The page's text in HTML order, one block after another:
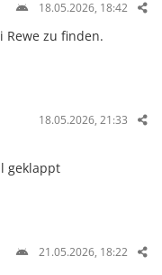
18.05.2026, 18:42
Rewe zu finden.
18.05.2026, 21:33
geklappt
21.05.2026, 18:22